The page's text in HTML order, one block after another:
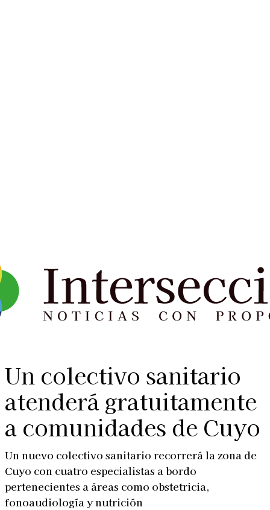
Un colectivo sanitario
atenderá gratuitamente
a comunidades de Cuyo
Un nuevo colectivo sanitario recorrerá la zona de
Cuyo con cuatro especialistas a bordo
pertenecientes a áreas como obstetricia,
fonoaudiología y nutrición